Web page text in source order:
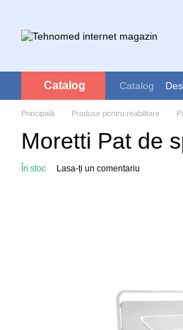
Catalog Catalog
Principală Produse pentru reabilitare
Moretti Pat de
În stoc Lasa-ți un comentariu